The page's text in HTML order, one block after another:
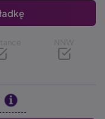
NNW